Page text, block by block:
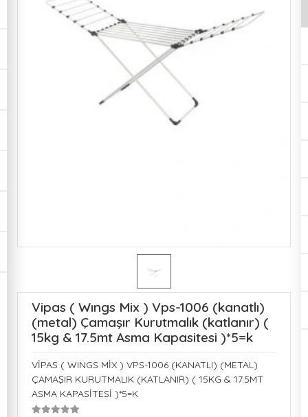
Vipas ( Wıngs Mix ) Vps-1006 (kanatlı)
(metal) Çamaşır Kurutmalık (katlanır) (
15kg & 17.5mt Asma Kapasitesi )*5=k
VİPAS ( WINGS MİX ) VPS-1006 (KANATLI) (METAL)
ÇAMAŞIR KURUTMALIK (KATLANIR) ( 15KG & 17.5MT
ASMA KAPASİTESİ )*5=K